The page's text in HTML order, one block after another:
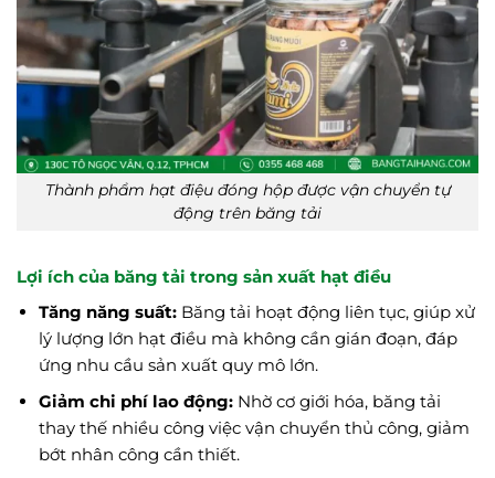
Thành phẩm hạt điệu đóng hộp được vận chuyển tự
động trên băng tải
Lợi ích của băng tải trong sản xuất hạt điều
Tăng năng suất: Băng tải hoạt động liên tục, giúp xử
lý lượng lớn hạt điều mà không cần gián đoạn, đáp
ứng nhu cầu sản xuất quy mô lớn.
Giảm chi phí lao động: Nhờ cơ giới hóa, băng tải
thay thế nhiều công việc vận chuyển thủ công, giảm
bớt nhân công cần thiết.